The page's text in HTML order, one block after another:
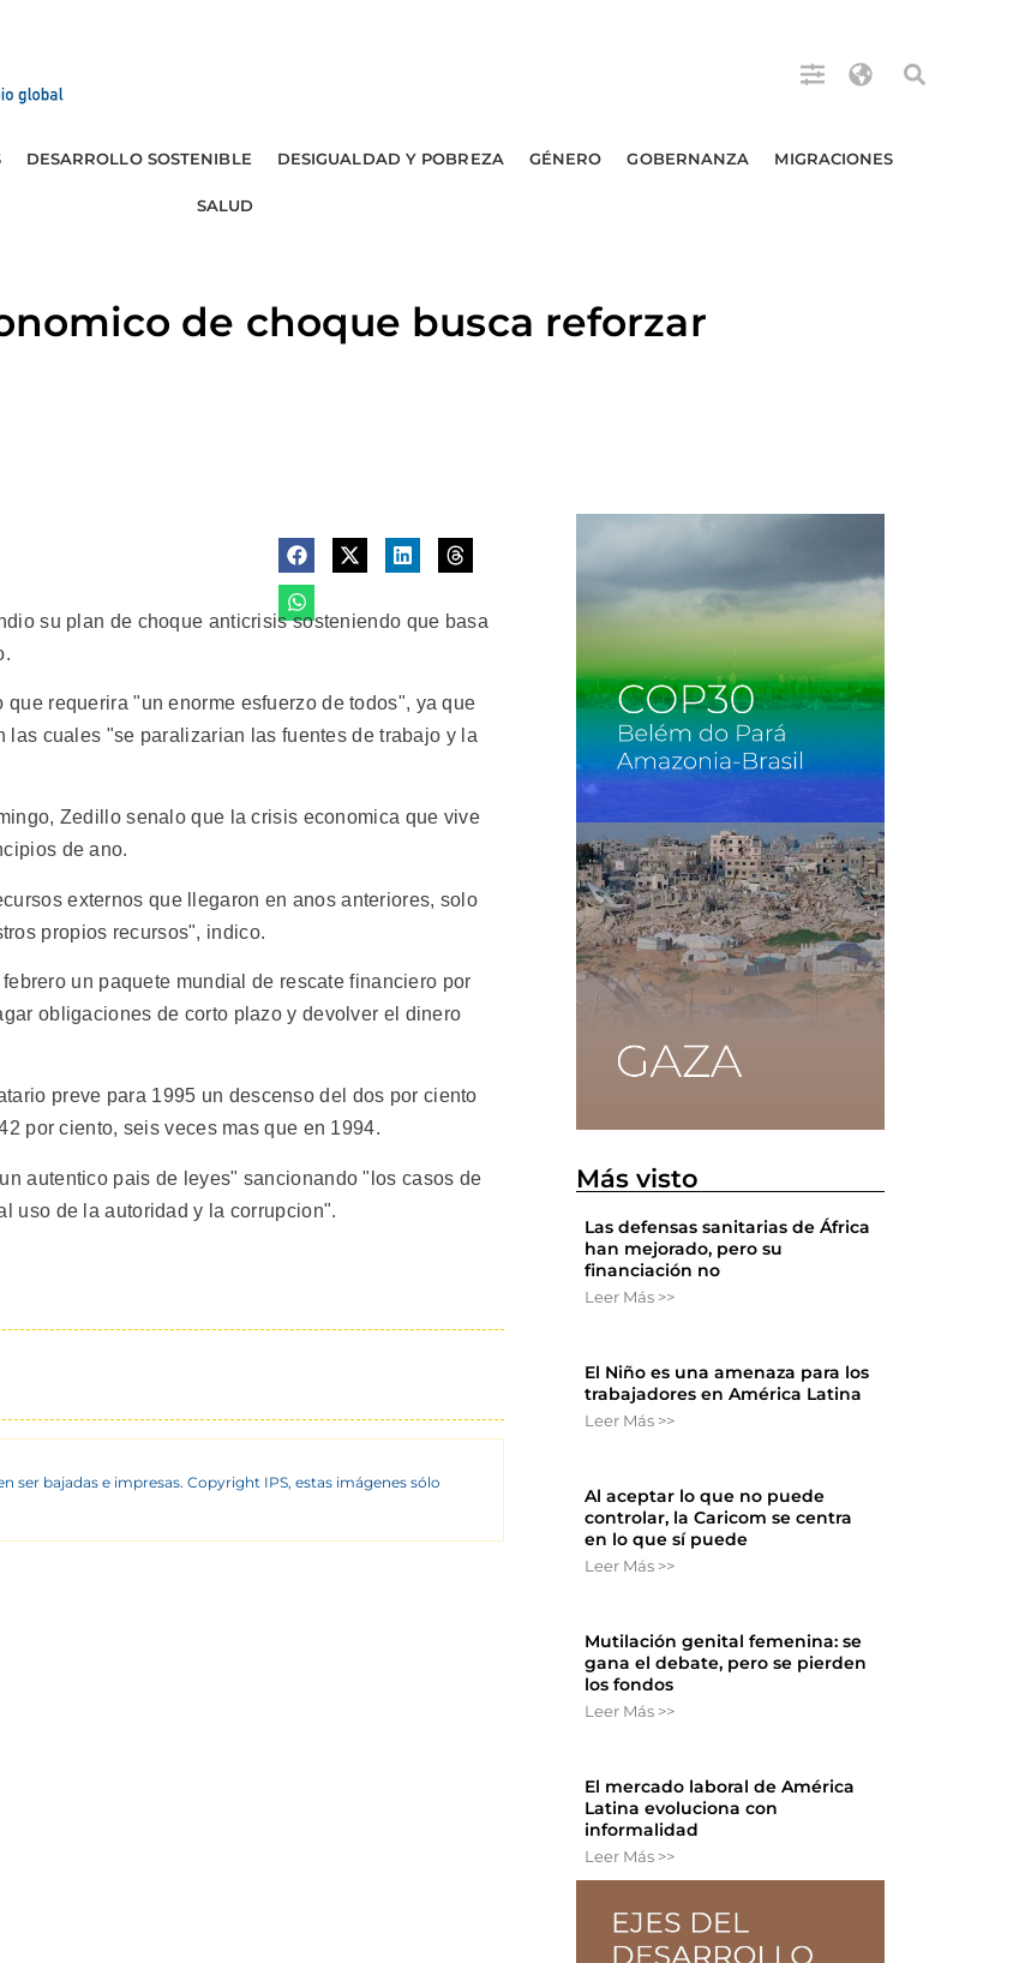
DESARROLLO SOSTENIBLE DESIGUALDAD Y POBREZA GÉNERO GOBERNANZA MIGRACIONES
SALUD
de choque busca reforzar
su plan de choque anticrisis sosteniendo que basa
requerira "un enorme esfuerzo de todos", ya que
cuales "se paralizarian las fuentes de trabajo y la
Zedillo senalo que la crisis economica que vive
de ano.
externos que llegaron en anos anteriores, solo
propios recursos", indico.
un paquete mundial de rescate financiero por
obligaciones de corto plazo y devolver el dinero
preve para 1995 un descenso del dos por ciento
por ciento, seis veces mas que en 1994.
autentico pais de leyes" sancionando "los casos de
uso de la autoridad y la corrupcion".
ser bajadas e impresas. Copyright IPS, estas imágenes sólo
Más visto
Las defensas sanitarias de África
han mejorado, pero su
financiación no
Leer Más >>
El Niño es una amenaza para los
trabajadores en América Latina
Leer Más >>
Al aceptar lo que no puede
controlar, la Caricom se centra
en lo que sí puede
Leer Más >>
Mutilación genital femenina: se
gana el debate, pero se pierden
los fondos
Leer Más >>
El mercado laboral de América
Latina evoluciona con
informalidad
Leer Más >>